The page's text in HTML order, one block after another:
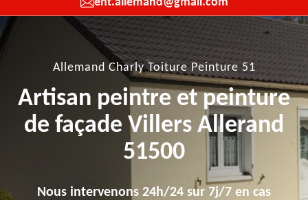
Allemand Charly Toiture Peinture 51
Artisan peintre et peinture
de façade Villers Allerand
51500
Nous intervenons 24h/24 sur 7j/7 en cas